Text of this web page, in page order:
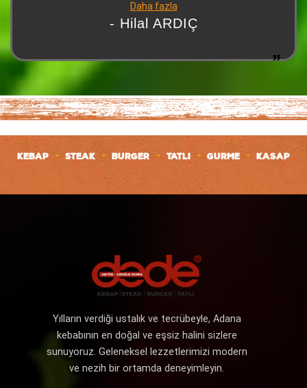
Daha fazla
- Hilal ARDIÇ
KEBAP + STEAK + BURGER + TATLI + GURME + KASAP
Yılların verdiği ustalık ve tecrübeyle, Adana
kebabının en doğal ve eşsiz halini sizlere
sunuyoruz. Geleneksel lezzetlerimizi modern
ve nezih bir ortamda deneyimleyin.